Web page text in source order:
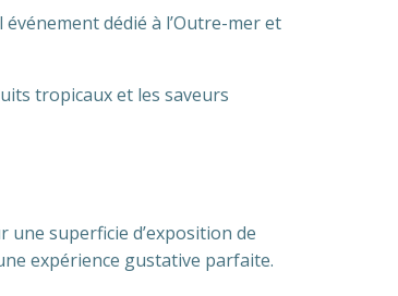
dédié à l’Outre-mer et
tropicaux et les saveurs
une superficie d’exposition de
expérience gustative parfaite.